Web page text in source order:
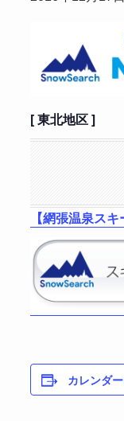
[ 東北地区 ]
【網張温泉ス
カレンダ